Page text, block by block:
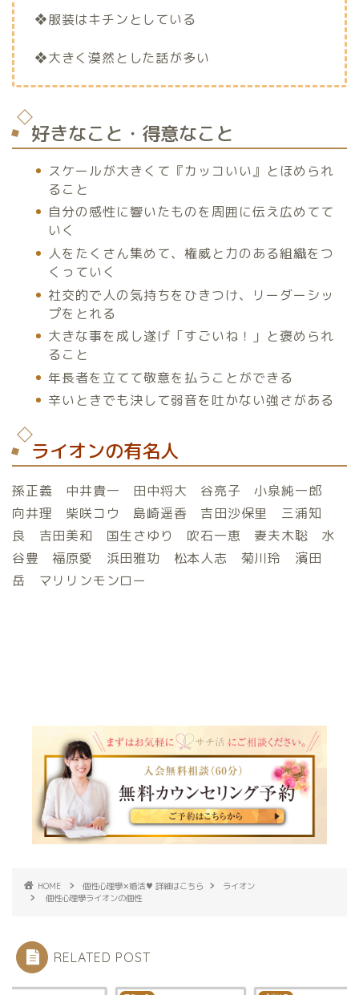
❖服装はキチンとしている
❖大きく漠然とした話が多い
好きなこと・得意なこと
スケールが大きくて『カッコいい』とほめられ
ること
自分の感性に響いたものを周囲に伝え広めてて
いく
人をたくさん集めて、権威と力のある組織をつ
くっていく
社交的で人の気持ちをひきつけ、リーダーシッ
プをとれる
大きな事を成し遂げ「すごいね！」と褒められ
ること
年長者を立てて敬意を払うことができる
辛いときでも決して弱音を吐かない強さがある
ライオンの有名人
孫正義 中井貴一 田中将大 谷亮子 小泉純一郎
向井理 柴咲コウ 島崎遥香 吉田沙保里 三浦知
良 吉田美和 国生さゆり 吹石一恵 妻夫木聡 水
谷豊 福原愛 浜田雅功 松本人志 菊川玲 濱田
岳 マリリンモンロー
HOME 個性心理學✕婚活♥ 詳細はこちら
ライオン
個性心理學ライオンの個性
RELATED POST